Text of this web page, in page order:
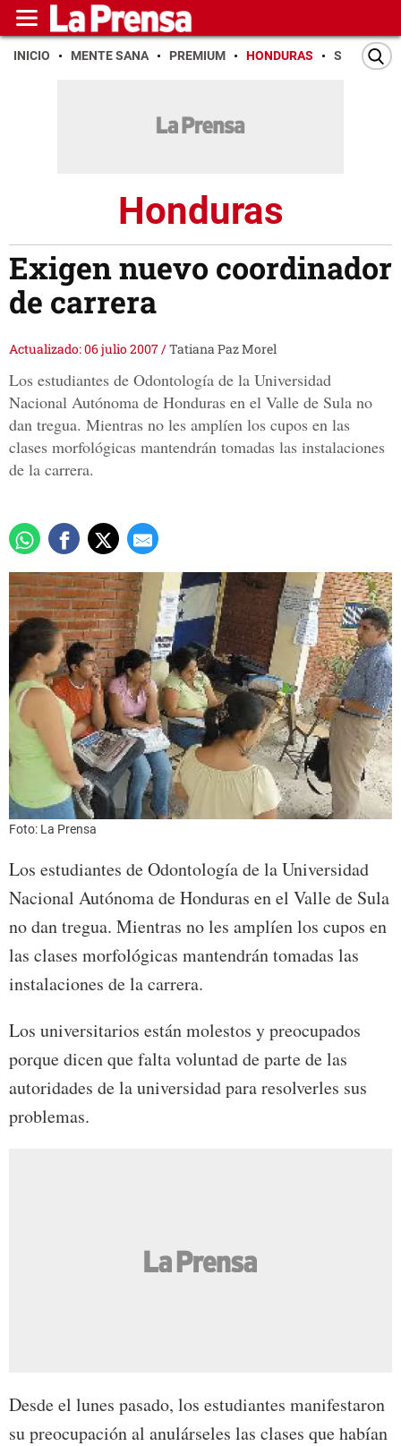
INICIO MENTE SANA PREMIUM HONDURAS SAN PEDRO
Honduras
Exigen nuevo coordinador
de carrera
Actualizado: 06 julio 2007/Tatiana Paz Morel
Los estudiantes de Odontología de la Universidad
Nacional Autónoma de Honduras en el Valle de Sula no
dan tregua. Mientras no les amplíen los cupos en las
clases morfológicas mantendrán tomadas las instalaciones
de la carrera.
Foto: La Prensa
Los estudiantes de Odontología de la Universidad
Nacional Autónoma de Honduras en el Valle de Sula
no dan tregua. Mientras no les amplíen los cupos en
las clases morfológicas mantendrán tomadas las
instalaciones de la carrera.
Los universitarios están molestos y preocupados
porque dicen que falta voluntad de parte de las
autoridades de la universidad para resolverles sus
problemas.
Desde el lunes pasado, los estudiantes manifestaron
su preocupación al anulárseles las clases que habían